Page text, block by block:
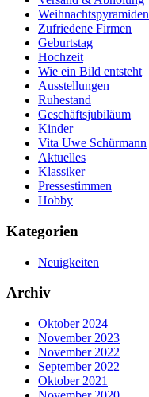
Weihnachtspyramiden
Zufriedene Firmen
Geburtstag
Hochzeit
Wie ein Bild entsteht
Ausstellungen
Ruhestand
Geschäftsjubiläum
Kinder
Vita Uwe Schürmann
Aktuelles
Klassiker
Pressestimmen
Hobby
Kategorien
Neuigkeiten
Archiv
Oktober 2024
November 2023
November 2022
September 2022
Oktober 2021